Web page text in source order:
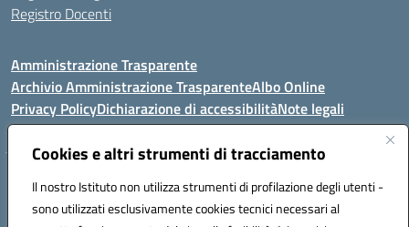
Cookies e altri strumenti di tracciamento
Il nostro Istituto non utilizza strumenti di profilazione degli utenti -
sono utilizzati esclusivamente cookies tecnici necessari al
Registro Docenti
Amministrazione Trasparente
Archivio Amministrazione TrasparenteAlbo Online
Privacy PolicyDichiarazione di accessibilitàNote legali
Istituto Comprensivo Statale
Via Cupa Campanariello, 5 - 80059, Torre del Greco (NA)